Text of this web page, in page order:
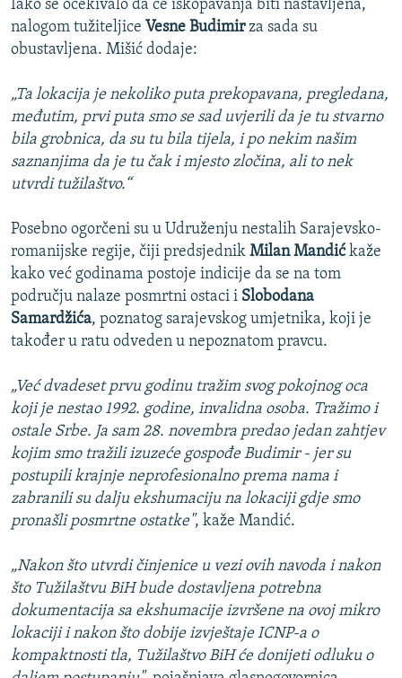
Iako se očekivalo da će iskopavanja biti nastavljena,
nalogom tužiteljice Vesne Budimir za sada su
obustavljena. Mišić dodaje:
„Ta lokacija je nekoliko puta prekopavana, pregledana,
međutim, prvi puta smo se sad uvjerili da je tu stvarno
bila grobnica, da su tu bila tijela, i po nekim našim
saznanjima da je tu čak i mjesto zločina, ali to nek
utvrdi tužilaštvo.“
Posebno ogorčeni su u Udruženju nestalih Sarajevsko-
romanijske regije, čiji predsjednik Milan Mandićkaže
kako već godinama postoje indicije da se na tom
području nalaze posmrtni ostaci i Slobodana
Samardžića, poznatog sarajevskog umjetnika, koji je
također u ratu odveden u nepoznatom pravcu.
„Već dvadeset prvu godinu tražim svog pokojnog oca
koji je nestao 1992. godine, invalidna osoba. Tražimo i
ostale Srbe. Ja sam 28. novembra predao jedan zahtjev
kojim smo tražili izuzeće gospođe Budimir - jer su
postupili krajnje neprofesionalno prema nama i
zabranili su dalju ekshumaciju na lokaciji gdje smo
pronašli posmrtne ostatke", kaže Mandić.
„Nakon što utvrdi činjenice u vezi ovih navoda i nakon
što Tužilaštvu BiH bude dostavljena potrebna
dokumentacija sa ekshumacije izvršene na ovoj mikro
lokaciji i nakon što dobije izvještaje ICNP-a o
kompaktnosti tla, Tužilaštvo BiH će donijeti odluku o